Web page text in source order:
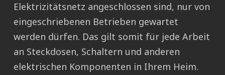
Elektrizitätsnetz angeschlossen sind, nur von
eingeschriebenen Betrieben gewartet
werden dürfen. Das gilt somit für jede Arbeit
an Steckdosen, Schaltern und anderen
elektrischen Komponenten in Ihrem Heim.